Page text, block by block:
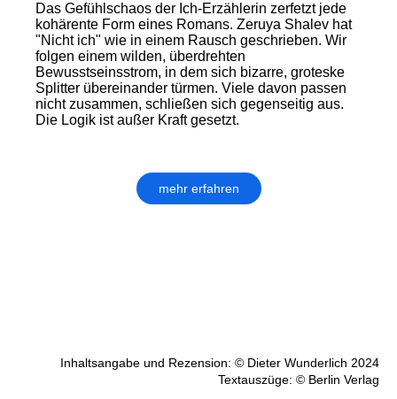
Das Gefühlschaos der Ich-Erzählerin zerfetzt jede
kohärente Form eines Romans. Zeruya Shalev hat
"Nicht ich" wie in einem Rausch geschrieben. Wir
folgen einem wilden, überdrehten
Bewusstseinsstrom, in dem sich bizarre, groteske
Splitter übereinander türmen. Viele davon passen
nicht zusammen, schließen sich gegenseitig aus.
Die Logik ist außer Kraft gesetzt.
mehr erfahren
Inhaltsangabe und Rezension: © Dieter Wunderlich 2024
Textauszüge: © Berlin Verlag